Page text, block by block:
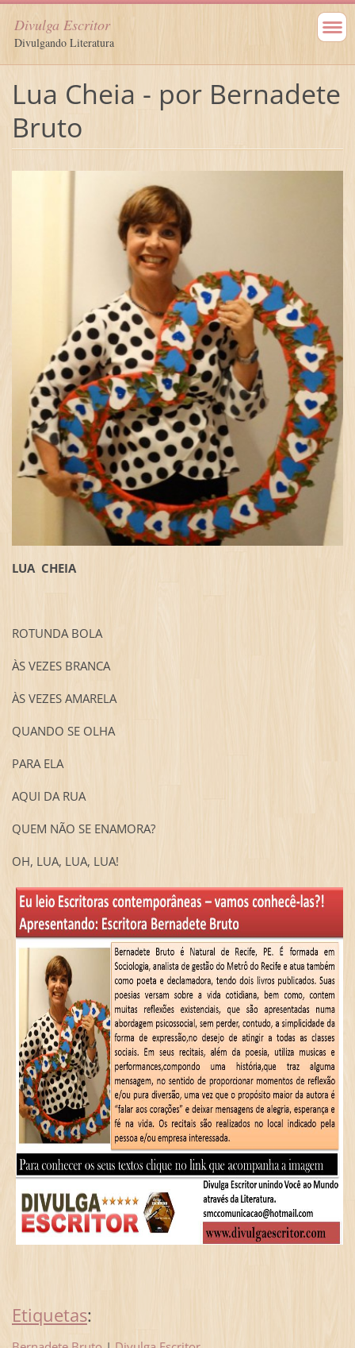
Divulga Escritor
Divulgando Literatura
Lua Cheia - por Bernadete
Bruto
LUA CHEIA
ROTUNDA BOLA
ÀS VEZES BRANCA
ÀS VEZES AMARELA
QUANDO SE OLHA
PARA ELA
AQUI DA RUA
QUEM NÃO SE ENAMORA?
OH, LUA, LUA, LUA!
Etiquetas: